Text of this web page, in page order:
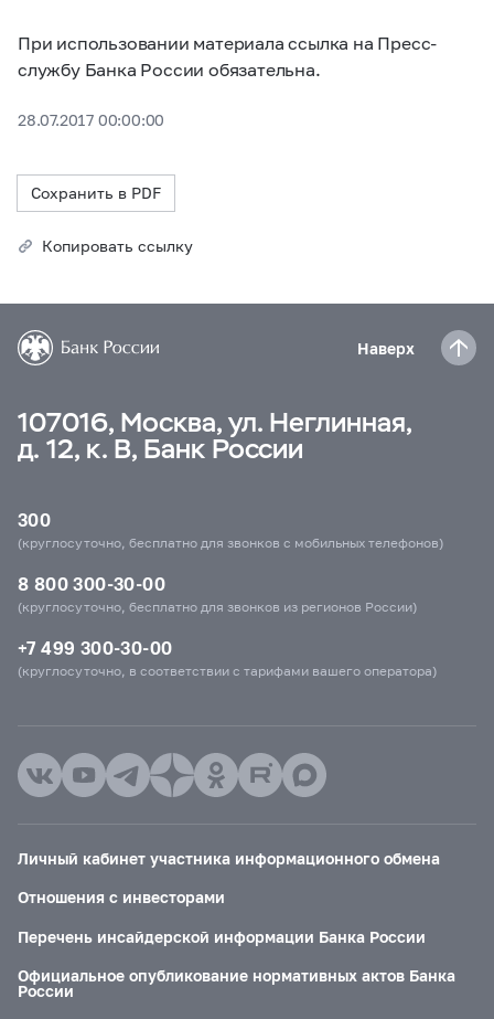
При использовании материала ссылка на Пресс-
службу Банка России обязательна.
28.07.2017 00:00:00
Сохранить в PDF
Копировать ссылку
Наверх
107016, Москва, ул. Неглинная,
д. 12, к. В, Банк России
300
(круглосуточно, бесплатно для звонков с мобильных телефонов)
8 800 300-30-00
(круглосуточно, бесплатно для звонков из регионов России)
+7 499 300-30-00
(круглосуточно, в соответствии с тарифами вашего оператора)
Личный кабинет участника информационного обмена
Отношения с инвесторами
Перечень инсайдерской информации Банка России
Официальное опубликование нормативных актов Банка
России